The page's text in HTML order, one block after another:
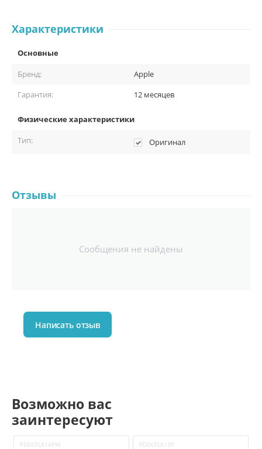
Характеристики
Основные
Бренд:
Apple
Гарантия:
12 месяцев
Физические характеристики
Тип:
Оригинал
Отзывы
Сообщения не найдены
Написать отзыв
Возможно вас
заинтересуют
PDDCFLX14PM PDDCFLX13P